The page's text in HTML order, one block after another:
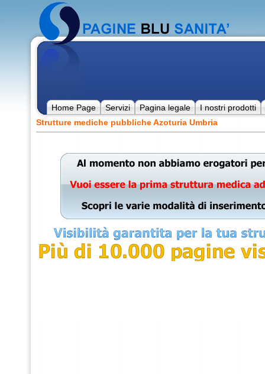
Home Page Servizi Pagina legale
I nostri prodotti
Strutture mediche pubbliche Azoturia Umbria